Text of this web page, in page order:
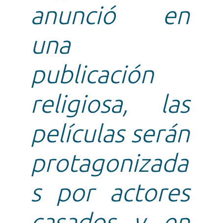
anunció en
una
publicación
religiosa, las
películas serán
protagonizada
s por actores